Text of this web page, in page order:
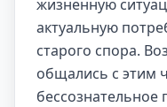
жизненную
актуальную
старого спора.
общались с этим
бессознательное